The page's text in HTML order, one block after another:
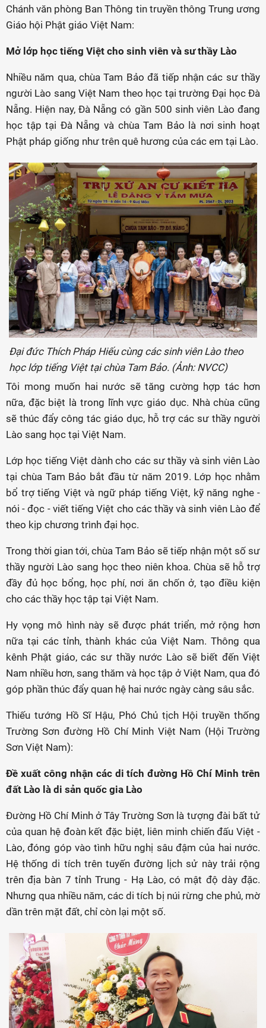
Chánh văn phòng Ban Thông tin truyền thông Trung ương
Giáo hội Phật giáo Việt Nam:
Mở lớp học tiếng Việt cho sinh viên và sư thầy Lào
Nhiều năm qua, chùa Tam Bảo đã tiếp nhận các sư thầy
người Lào sang Việt Nam theo học tại trường Đại học Đà
Nẵng. Hiện nay, Đà Nẵng có gần 500 sinh viên Lào đang
học tập tại Đà Nẵng và chùa Tam Bảo là nơi sinh hoạt
Phật pháp giống như trên quê hương của các em tại Lào.
Đại đức Thích Pháp Hiếu cùng các sinh viên Lào theo
học lớp tiếng Việt tại chùa Tam Bảo. (Ảnh: NVCC)
Tôi mong muốn hai nước sẽ tăng cường hợp tác hơn
nữa, đặc biệt là trong lĩnh vực giáo dục. Nhà chùa cũng
sẽ thúc đẩy công tác giáo dục, hỗ trợ các sư thầy người
Lào sang học tại Việt Nam.
Lớp học tiếng Việt dành cho các sư thầy và sinh viên Lào
tại chùa Tam Bảo bắt đầu từ năm 2019. Lớp học nhằm
bổ trợ tiếng Việt và ngữ pháp tiếng Việt, kỹ năng nghe -
nói - đọc - viết tiếng Việt cho các thầy và sinh viên Lào để
theo kịp chương trình đại học.
Trong thời gian tới, chùa Tam Bảo sẽ tiếp nhận một số sư
thầy người Lào sang học theo niên khoa. Chùa sẽ hỗ trợ
đầy đủ học bổng, học phí, nơi ăn chốn ở, tạo điều kiện
cho các thầy học tập tại Việt Nam.
Hy vọng mô hình này sẽ được phát triển, mở rộng hơn
nữa tại các tỉnh, thành khác của Việt Nam. Thông qua
kênh Phật giáo, các sư thầy nước Lào sẽ biết đến Việt
Nam nhiều hơn, sang thăm và học tập ở Việt Nam, qua đó
góp phần thúc đẩy quan hệ hai nước ngày càng sâu sắc.
Thiếu tướng Hồ Sĩ Hậu, Phó Chủ tịch Hội truyền thống
Trường Sơn đường Hồ Chí Minh Việt Nam (Hội Trường
Sơn Việt Nam):
Đề xuất công nhận các di tích đường Hồ Chí Minh trên
đất Lào là di sản quốc gia Lào
Đường Hồ Chí Minh ở Tây Trường Sơn là tượng đài bất tử
của quan hệ đoàn kết đặc biệt, liên minh chiến đấu Việt -
Lào, đóng góp vào tình hữu nghị sâu đậm của hai nước.
Hệ thống di tích trên tuyến đường lịch sử này trải rộng
trên địa bàn 7 tỉnh Trung - Hạ Lào, có mật độ dày đặc.
Nhưng qua nhiều năm, các di tích bị núi rừng che phủ, mờ
dần trên mặt đất, chỉ còn lại một số.